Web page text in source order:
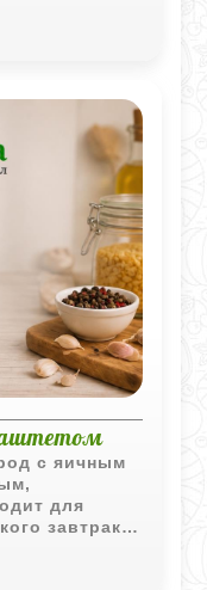
с яичным
для
завтрака.
и
со